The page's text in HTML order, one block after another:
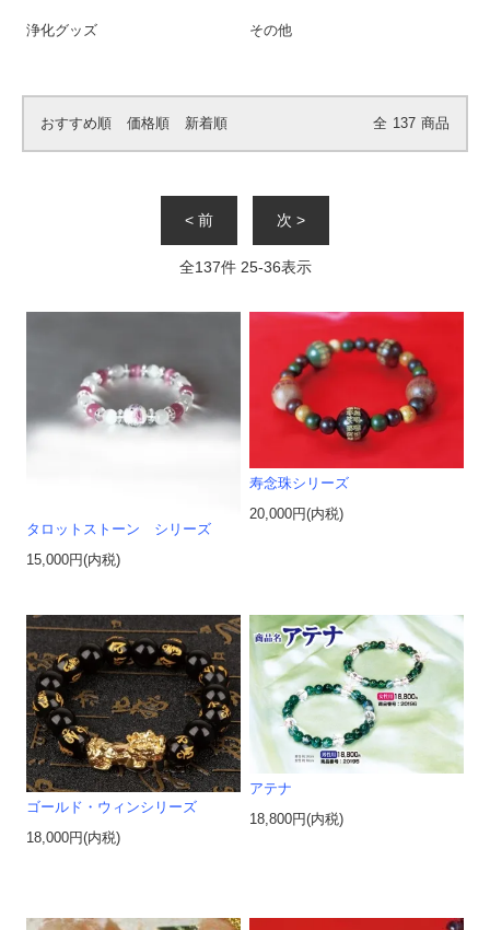
浄化グッズ その他
おすすめ順 価格順 新着順 全 137 商品
< 前 次 >
全137件 25-36表示
タロットストーン シリーズ
15,000円(内税)
寿念珠シリーズ
20,000円(内税)
ゴールド・ウィンシリーズ
18,000円(内税)
アテナ
18,800円(内税)